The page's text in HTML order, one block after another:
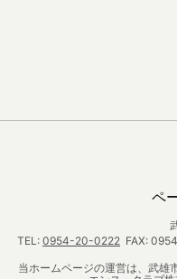
ペ
TEL: 0954-20-0222 FAX:
当ホームページの運営は、武雄